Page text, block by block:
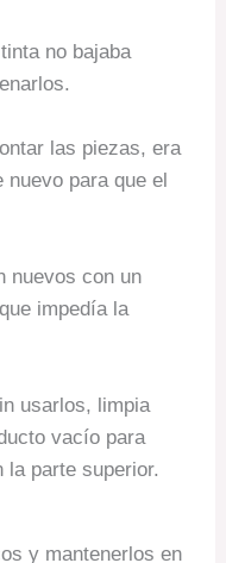
no bajaba
las piezas, era
nuevo para que el
nuevos con un
impedía la
usarlos, limpia
vacío para
la parte superior.
y mantenerlos en